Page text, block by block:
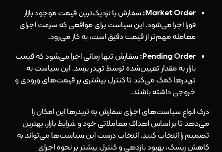
Market Order: سفارش با نزدیک‌ترین قیمت موجود بازار
فورا اجرا می‌شود. این سیاست برای مواقعی که سرعت اجرای
معامله مهم‌تر از قیمت دقیق است، به کار می‌رود.
Pending Order: سفارش تنها زمانی اجرا می‌شود که قیمت
بازار به مقدار تعیین‌شده توسط تریدر برسد. این سیاست به
تریدرها کمک می‌کند تا کنترل بیشتری بر قیمت‌های ورودی و
خروجی داشته باشند.
درک انواع سیاست‌های اجرای سفارش به تریدرها این امکان را
می‌دهد تا بر اساس اهداف معاملاتی خود و شرایط بازار، بهترین
تصمیم را انتخاب کنند. انتخاب درست این سیاست‌ها می‌تواند به
کاهش ریسک، بهبود بازدهی و کنترل بیشتر بر نحوه اجرای